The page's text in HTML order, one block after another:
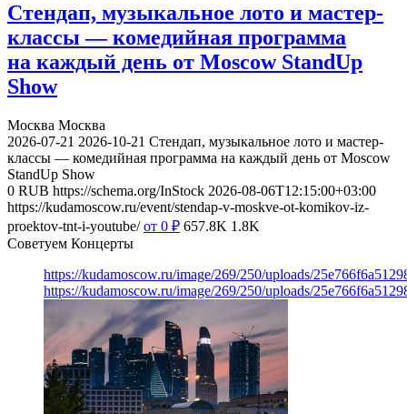
Стендап, музыкальное лото и мастер-
классы — комедийная программа
на каждый день от Moscow StandUp
Show
Москва Москва
2026-07-21 2026-10-21 Стендап, музыкальное лото и мастер-
классы — комедийная программа на каждый день от Moscow
StandUp Show
0 RUB https://schema.org/InStock 2026-08-06T12:15:00+03:00
https://kudamoscow.ru/event/stendap-v-moskve-ot-komikov-iz-
proektov-tnt-i-youtube/ от 0 ₽ 657.8K 1.8K
Советуем Концерты
https://kudamoscow.ru/image/269/250/uploads/
https://kudamoscow.ru/image/269/250/uploads/